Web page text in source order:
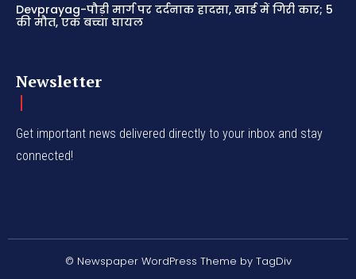
Devprayag-पौड़ी मार्ग पर दर्दनाक हादसा, खाई में गिरी कार; 5
की मौत, एक बच्चा घायल
Newsletter
Get important news delivered directly to your inbox and stay
connected!
© Newspaper WordPress Theme by TagDiv